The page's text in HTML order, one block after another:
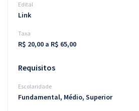
Edital
Link
Taxa
R$ 20,00 a R$ 65,00
Requisitos
Escolaridade
Fundamental, Médio, Superior